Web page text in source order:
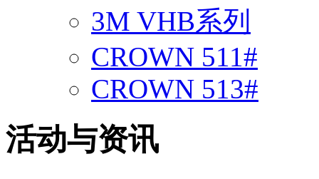
3M VHB系列
CROWN 511#
CROWN 513#
活动与资讯